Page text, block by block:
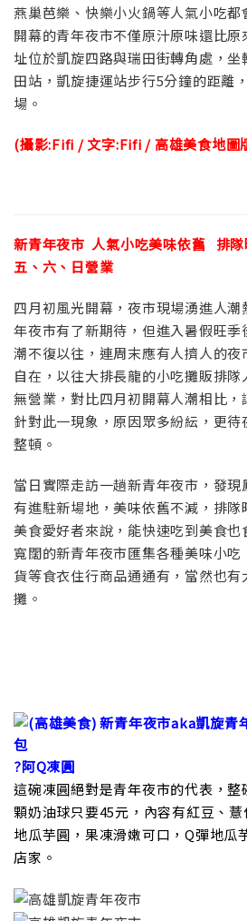
燕巢芭樂、快樂小火鍋等人氣小吃
開幕的青年夜市不僅原汁原味還比
址位於凱旋四路與瑞田街轉角處，
田站，凱旋捷運站步行5分鐘的距離
場。
(攝影:Fifi / 文字:Fifi / 高雄美食地圖
新青年夜市 人氣小吃美味依舊 排
五、六、日營業
四月初風光開幕，夜市現場湧進人
年夜市有了新期待，但進入暑假旺季
潮不復以往，連周末應有人擠人的
自在，以往大排長龍的小吃攤販排
無營業，對比四月初開幕人潮相比，
針對此一現象，原因眾多紛紜，更
整頓。
當日實際走訪一趟新青年夜市，發
有進駐新場地，美味依舊不減，排
美食愛好者來說，能快速吃到美食
寬闊的新青年夜市匯集各種美味小
貨等食衣住行商品通通有，當然也
攤。
?阿Q凍圓
這碗凍圓絕對是青年夜市的代表，
顆奶油球只要45元，內容有紅豆、
地瓜芋圓，果凍滑嫩可口，Q彈地瓜
店家。